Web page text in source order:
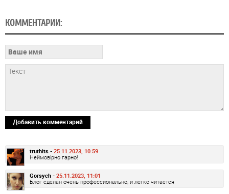
КОММЕНТАРИИ:
Добавить комментарий
truthits - 25.11.2023, 10:59
Неймовірно гарно!
Gorsych - 25.11.2023, 11:01
Блог сделан очень профессионально, и легко читается